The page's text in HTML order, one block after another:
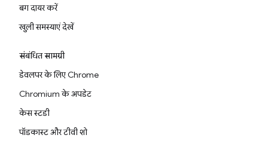
बग दायर करें
खुली समस्याएं देखें
संबंधित सामग्री
डेवलपर के लिए Chrome
Chromium के अपडेट
केस स्टडी
पॉडकास्ट और टीवी शो